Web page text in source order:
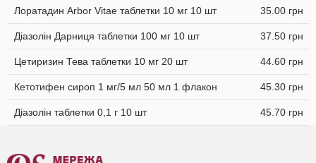
Лоратадин Arbor Vitae таблетки 10 мг 10 шт 35.00 грн
Діазолін Дарниця таблетки 100 мг 10 шт 37.50 грн
Цетиризин Тева таблетки 10 мг 20 шт 44.60 грн
Кетотифен сироп 1 мг/5 мл 50 мл 1 флакон 45.30 грн
Діазолін таблетки 0,1 г 10 шт 45.70 грн